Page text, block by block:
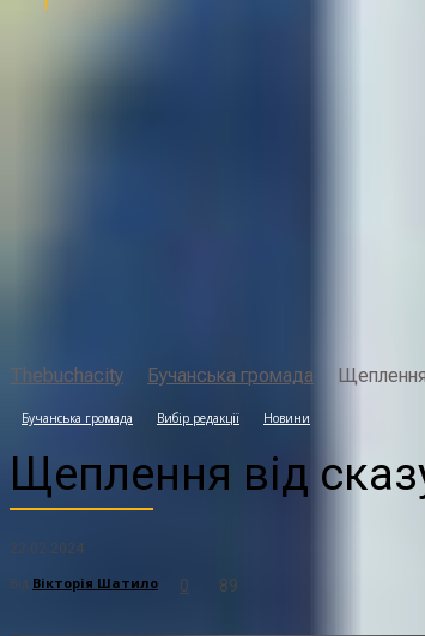
Thebuchacity Бучанська громада Щеплення
Бучанська громада Вибір редакції Новини
Щеплення від
22.02.2024
Від Вікторія Шатило 0 89